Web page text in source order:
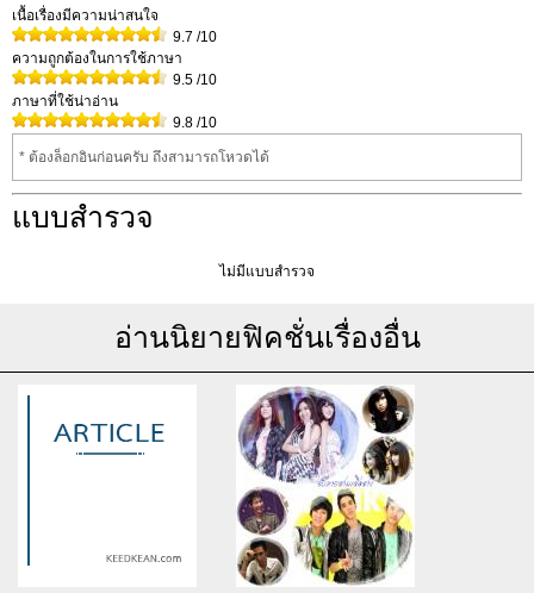
เนื้อเรื่องมีความน่าสนใจ
9.7 /10
ความถูกต้องในการใช้ภาษา
9.5 /10
ภาษาที่ใช้น่าอ่าน
9.8 /10
* ต้องล็อกอินก่อนครับ ถึงสามารถโหวดได้
แบบสำรวจ
ไม่มีแบบสำรวจ
อ่านนิยายฟิคชั่นเรื่องอื่น